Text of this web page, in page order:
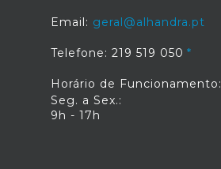
Email: geral@alhandra.pt
Telefone: 219 519 050
Horário de Funcionamento:
Seg. a Sex.:
9h - 17h